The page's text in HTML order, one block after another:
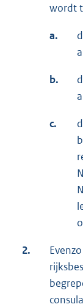
wordt
a.
b.
c.
2.